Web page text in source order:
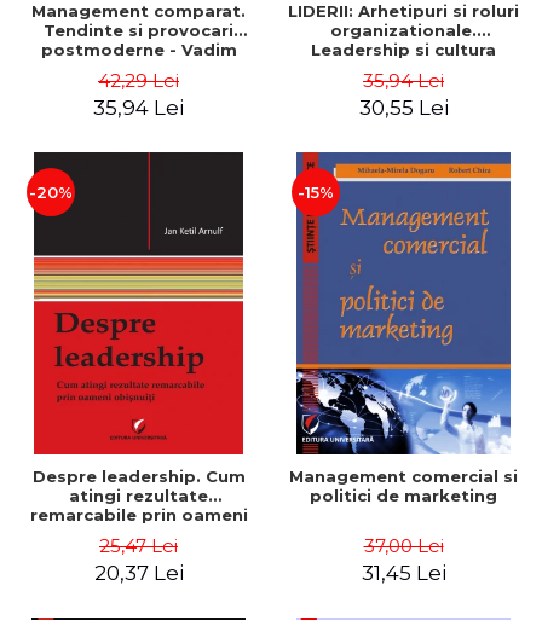
Management comparat.
Tendinte si provocari
postmoderne - Vadim
42,29 Lei
35,94 Lei
LIDERII: Arhetipuri si roluri
organizationale.
Leadership si cultura
Dumitrascu
35,94 Lei
30,55 Lei
-20%
Despre leadership. Cum
atingi rezultate
remarcabile prin oameni
25,47 Lei
20,37 Lei
-15%
Management comercial si
politici de marketing
37,00 Lei
31,45 Lei